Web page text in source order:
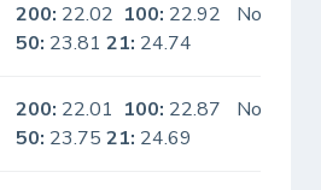
200: 22.02 100: 22.92
50: 23.8121: 24.74
No
200: 22.01 100: 22.87
50: 23.7521: 24.69
No